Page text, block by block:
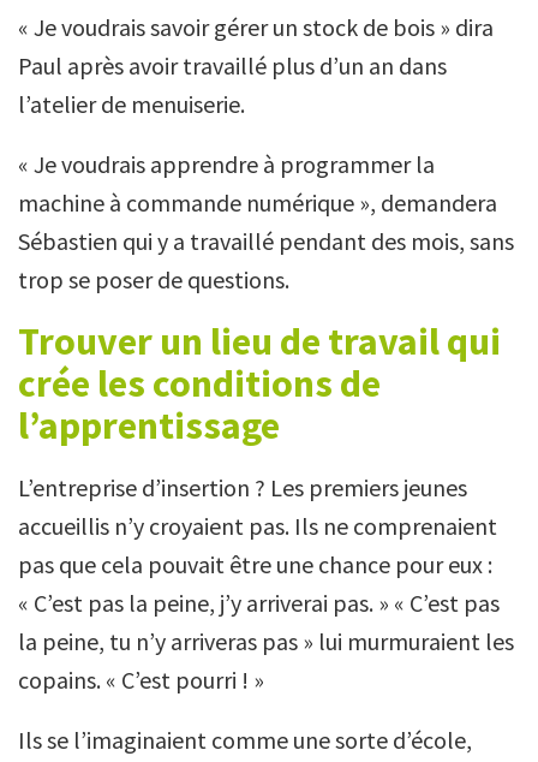
« Je voudrais savoir gérer un stock de bois » dira
Paul après avoir travaillé plus d’un an dans
l’atelier de menuiserie.
« Je voudrais apprendre à programmer la
machine à commande numérique », demandera
Sébastien qui y a travaillé pendant des mois, sans
trop se poser de questions.
Trouver un lieu de travail qui
crée les conditions de
l’apprentissage
L’entreprise d’insertion ? Les premiers jeunes
accueillis n’y croyaient pas. Ils ne comprenaient
pas que cela pouvait être une chance pour eux :
« C’est pas la peine, j’y arriverai pas. » « C’est pas
la peine, tu n’y arriveras pas » lui murmuraient les
copains. « C’est pourri ! »
Ils se l’imaginaient comme une sorte d’école,